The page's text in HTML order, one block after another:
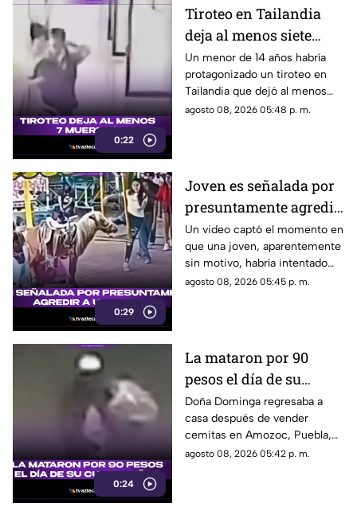
0:22
Tiroteo en Tailandia
deja al menos siete
muertos
Un menor de 14 años habría
protagonizado un tiroteo en
Tailandia que dejó al menos
siete personas muertas, entre
agosto 08, 2026 05:48 p. m.
0:29
Joven es señalada por
presuntamente agredir
a un pony en feria de
Pueblo Mágico
Un video captó el momento en
que una joven, aparentemente
sin motivo, habría intentado
agredir a un pequeño pony.
agosto 08, 2026 05:45 p. m.
0:24
La mataron por 90
pesos el día de su
cumpleaños; Este es el
caso de Doña Dominga
Doña Dominga regresaba a
casa después de vender
cemitas en Amozoc, Puebla,
cuando presuntamente un
agosto 08, 2026 05:42 p. m.